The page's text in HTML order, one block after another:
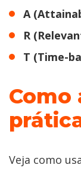
A
R
T (Time-
Como
Veja como